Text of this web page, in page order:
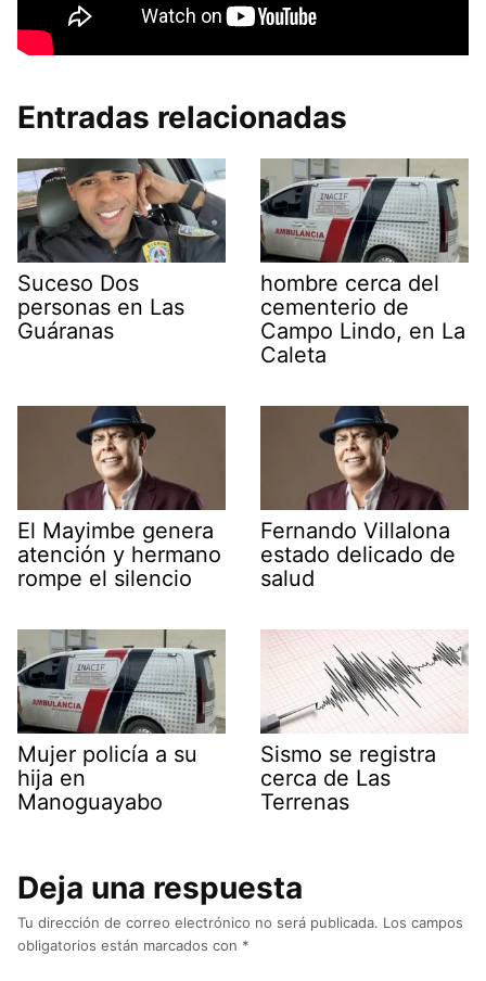
Entradas relacionadas
Suceso Dos
personas en Las
Guáranas
hombre cerca del
cementerio de
Campo Lindo, en La
Caleta
El Mayimbe genera
atención y hermano
rompe el silencio
Fernando Villalona
estado delicado de
salud
Mujer policía a su
hija en
Manoguayabo
Sismo se registra
cerca de Las
Terrenas
Deja una respuesta
Tu dirección de correo electrónico no será publicada. Los campos
obligatorios están marcados con *